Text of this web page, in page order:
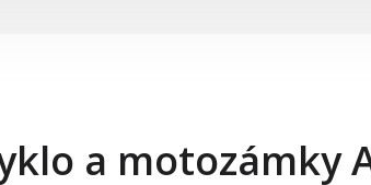
a motozámky